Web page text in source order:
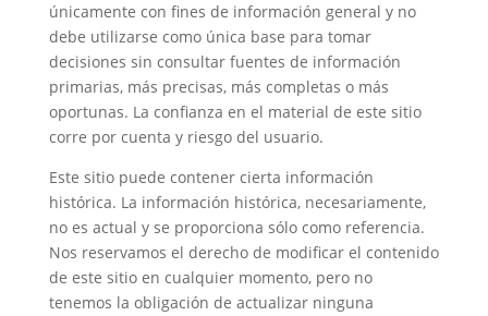
únicamente con fines de información general y no
debe utilizarse como única base para tomar
decisiones sin consultar fuentes de información
primarias, más precisas, más completas o más
oportunas. La confianza en el material de este sitio
corre por cuenta y riesgo del usuario.
Este sitio puede contener cierta información
histórica. La información histórica, necesariamente,
no es actual y se proporciona sólo como referencia.
Nos reservamos el derecho de modificar el contenido
de este sitio en cualquier momento, pero no
tenemos la obligación de actualizar ninguna